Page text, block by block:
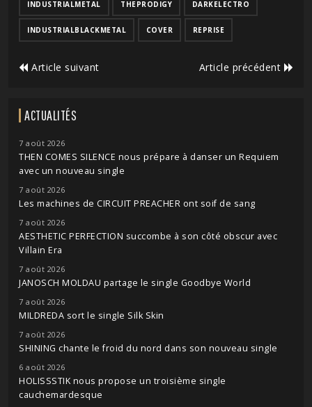
INDUSTRIALMETAL THEPRODIGY DARKELECTRO
INDUSTRIALBLACKMETAL COVER REPRISE
Article suivant Article précédent
ACTUALITÉS
7 août 2026
THEN COMES SILENCE nous prépare à danser un Requiem
avec un nouveau single
7 août 2026
Les machines de CIRCUIT PREACHER ont soif de sang
7 août 2026
AESTHETIC PERFECTION succombe à son côté obscur avec
Villain Era
7 août 2026
JANOSCH MOLDAU partage le single Goodbye World
7 août 2026
MILDREDA sort le single Silk Skin
7 août 2026
SHINING chante le froid du nord dans son nouveau single
6 août 2026
HOLISSSTIK nous propose un troisième single
cauchemardesque